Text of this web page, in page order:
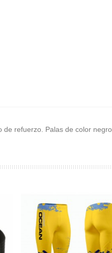
refuerzo. Palas de color negro.